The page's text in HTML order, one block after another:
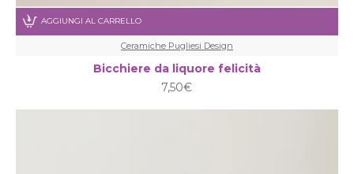
Ceramiche Pugliesi Design
Bicchiere da liquore felicità
7,50€
AGGIUNGI AL CARRELLO